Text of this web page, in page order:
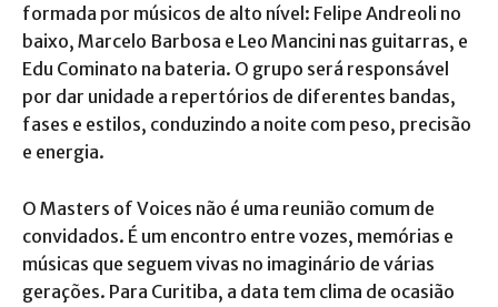
formada por músicos de alto nível: Felipe Andreoli no
baixo, Marcelo Barbosa e Leo Mancini nas guitarras, e
Edu Cominato na bateria. O grupo será responsável
por dar unidade a repertórios de diferentes bandas,
fases e estilos, conduzindo a noite com peso, precisão
e energia.
O Masters of Voices não é uma reunião comum de
convidados. É um encontro entre vozes, memórias e
músicas que seguem vivas no imaginário de várias
gerações. Para Curitiba, a data tem clima de ocasião